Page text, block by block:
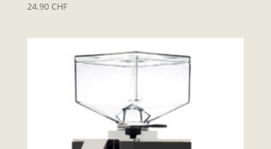
24.90 CHF